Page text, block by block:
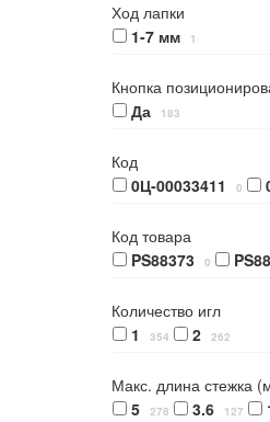
Ход лапки
1-7 мм
1
Кнопка
Да
183
Код
0Ц-00033411
0
Код товара
PS88373
0
Количество игл
1
354 2 262
Макс. длина стежка
5
278 3.6 127